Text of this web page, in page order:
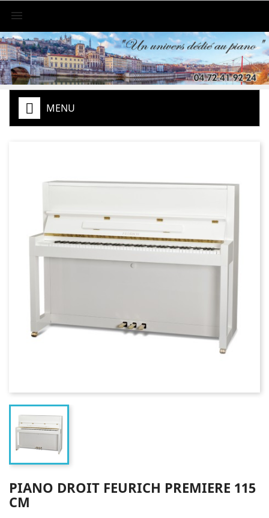

MENU
PIANO DROIT FEURICH PREMIERE 115
CM